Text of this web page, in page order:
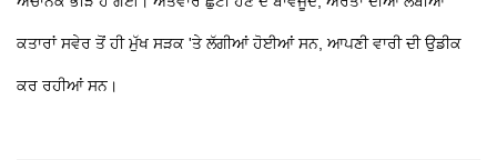
ਕਤਾਰਾਂ ਸਵੇਰ ਤੋਂ ਹੀ ਮੁੱਖ ਸੜਕ 'ਤੇ ਲੱਗੀਆਂ ਹੋਈਆਂ ਸਨ, ਆਪਣੀ ਵਾਰੀ ਦੀ ਉਡੀਕ
ਕਰ ਰਹੀਆਂ ਸਨ।